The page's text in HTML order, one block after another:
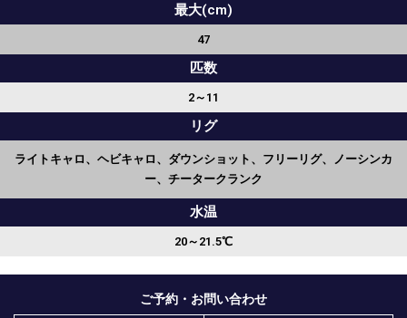
最大(cm)
47
匹数
2～11
リグ
ライトキャロ、ヘビキャロ、ダウンショット、フリーリグ、ノーシンカ
ー、チータークランク
水温
20～21.5℃
ご予約・お問い合わせ